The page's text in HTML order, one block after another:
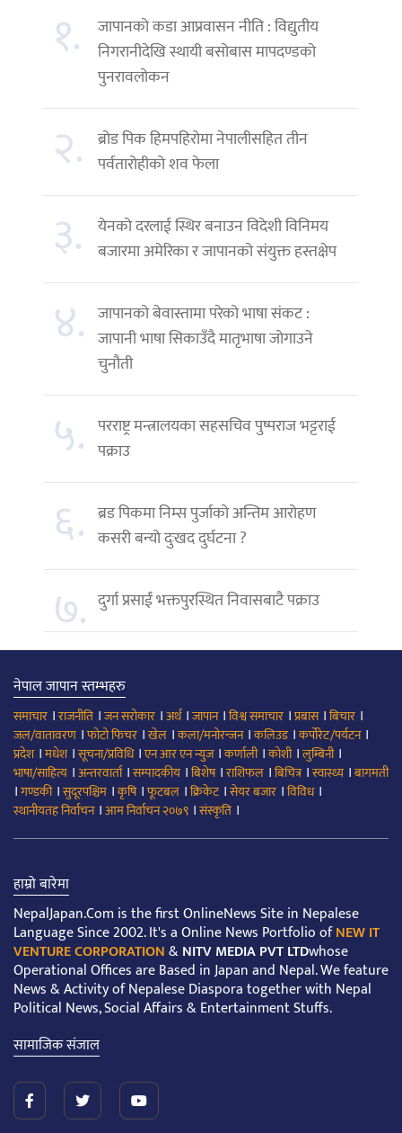
१.
जापानको कडा आप्रवासन नीति : विद्युतीय
निगरानीदेखि स्थायी बसोबास मापदण्डको
पुनरावलोकन
२. ब्रोड पिक हिमपहिरोमा नेपालीसहित तीन
पर्वतारोहीको शव फेला
३.
येनको दरलाई स्थिर बनाउन विदेशी विनिमय
बजारमा अमेरिका र जापानको संयुक्त हस्तक्षेप
४. जापानको बेवास्तामा परेको भाषा संकट :
जापानी भाषा सिकाउँदै मातृभाषा जोगाउने
चुनौती
५. परराष्ट्र मन्त्रालयका सहसचिव पुष्पराज भट्टराई
पक्राउ
६. ब्रड पिकमा निम्स पुर्जाको अन्तिम आरोहण
कसरी बन्यो दुःखद दुर्घटना ?
७. दुर्गा प्रसाईं भक्तपुरस्थित निवासबाटै पक्राउ
नेपाल जापान स्तम्भहरु
समाचार ।राजनीति ।जन सरोकार ।अर्थ।जापान।विश्व समाचार ।प्रबास।बिचार ।
जल/वातावरण ।फोटो फिचर ।खेल ।कला/मनोरन्जन।कलिउड।कर्पोरेट/पर्यटन।
प्रदेश।मधेश।सूचना/प्रविधि।एन आर एन न्युज।कर्णाली।कोशी।लुम्बिनी।
भाषा/साहित्य ।अन्तरवार्ता।सम्पादकीय ।बिशेष।राशिफल ।बिचित्र।स्वास्थ्य ।बागमती
।गण्डकी।सुदूरपश्चिम ।कृषि।फूटबल ।क्रिकेट।सेयर बजार ।विविध।
स्थानीयतह निर्वाचन।आम निर्वाचन २०७९ ।संस्कृति ।
हाम्रो बारेमा
NepalJapan.Com is the first OnlineNews Site in Nepalese
Language Since 2002. It's a Online News Portfolio ofNEW IT
VENTURE CORPORATION&NITV MEDIA PVT LTDwhose
Operational Offices are Based in Japan and Nepal. We feature
News & Activity of Nepalese Diaspora together with Nepal
Political News, Social Affairs & Entertainment Stuffs.
सामाजिक संजाल